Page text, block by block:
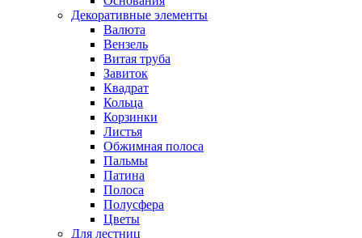
Декоративные элементы
Валюта
Вензель
Витая труба
Завиток
Квадрат
Кольца
Корзинки
Листья
Обжимная полоса
Пальмы
Патина
Полоса
Полусфера
Цветы
Для лестниц